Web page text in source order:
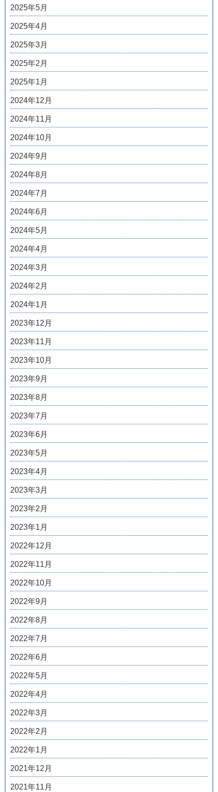
2025年5月
2025年4月
2025年3月
2025年2月
2025年1月
2024年12月
2024年11月
2024年10月
2024年9月
2024年8月
2024年7月
2024年6月
2024年5月
2024年4月
2024年3月
2024年2月
2024年1月
2023年12月
2023年11月
2023年10月
2023年9月
2023年8月
2023年7月
2023年6月
2023年5月
2023年4月
2023年3月
2023年2月
2023年1月
2022年12月
2022年11月
2022年10月
2022年9月
2022年8月
2022年7月
2022年6月
2022年5月
2022年4月
2022年3月
2022年2月
2022年1月
2021年12月
2021年11月